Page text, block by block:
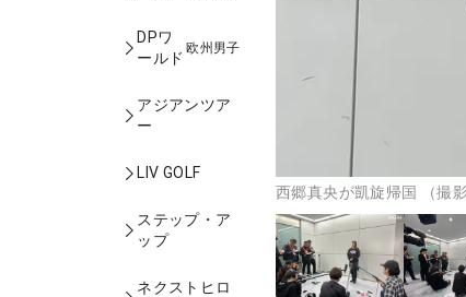
DPワ
ールド
欧州男子
アジアンツア
ー
LIV GOLF
ステップ・ア
ップ
ネクストヒロ
西郷真央が凱旋帰国 （撮